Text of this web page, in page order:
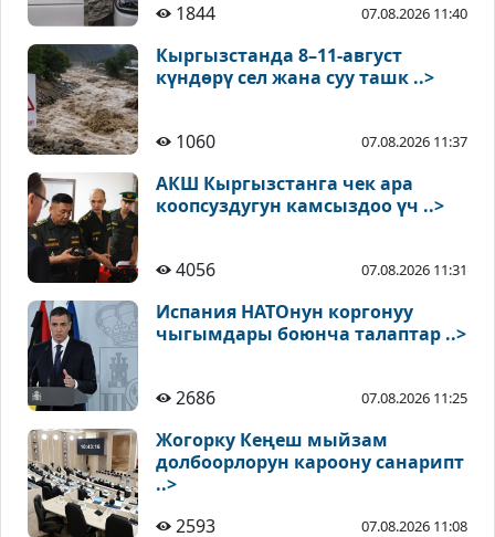
1844 07.08.2026 11:40
Кыргызстанда 8–11-август
күндөрү сел жана суу ташк ..>
1060 07.08.2026 11:37
АКШ Кыргызстанга чек ара
коопсуздугун камсыздоо үч ..>
4056 07.08.2026 11:31
Испания НАТОнун коргонуу
чыгымдары боюнча талаптар ..>
2686 07.08.2026 11:25
Жогорку Кеңеш мыйзам
долбоорлорун кароону санарипт
..>
2593
07.08.2026 11:08